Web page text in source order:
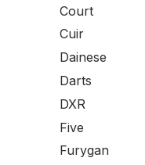
Court
Cuir
Dainese
Darts
DXR
Five
Furygan